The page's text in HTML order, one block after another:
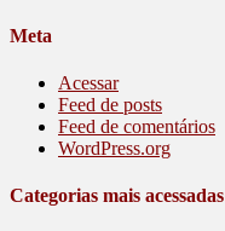
Meta
Acessar
Feed de posts
Feed de comentários
WordPress.org
Categorias mais acessadas